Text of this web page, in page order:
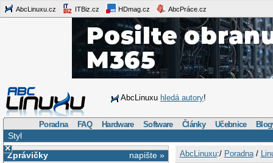
AbcLinuxu.cz ITBiz.cz HDmag.cz AbcPráce.cz
AbcLinuxu hledá autory!
Poradna FAQ Hardware Software Články Učebnice
Styl
×
napište »
Zprávičky
AbcLinuxu:/ Poradna/